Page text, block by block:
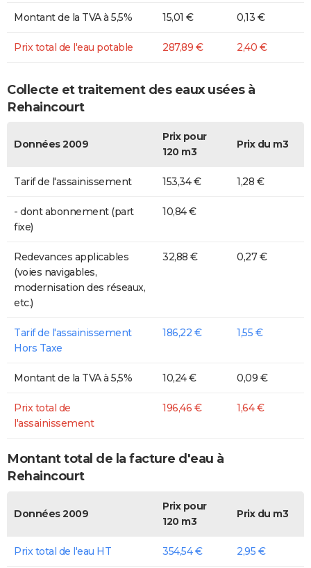
Montant de la TVA à 5,5% 15,01 € 0,13 €
Prix total de l'eau potable 287,89 € 2,40 €
Collecte et traitement des eaux usées à
Rehaincourt
Données 2009
Prix pour
120 m3
Prix du m3
Tarif de l'assainissement 153,34 € 1,28 €
- dont abonnement (part
fixe)
10,84 €
Redevances applicables
(voies navigables,
modernisation des réseaux,
etc.)
32,88 € 0,27 €
Tarif de l'assainissement
Hors Taxe
186,22 € 1,55 €
Montant de la TVA à 5,5% 10,24 € 0,09 €
Prix total de
l'assainissement
196,46 € 1,64 €
Montant total de la facture d'eau à
Rehaincourt
Données 2009
Prix pour
120 m3
Prix du m3
Prix total de l'eau HT 354,54 € 2,95 €